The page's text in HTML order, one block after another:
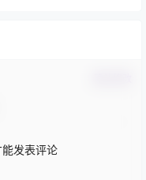
发表评论